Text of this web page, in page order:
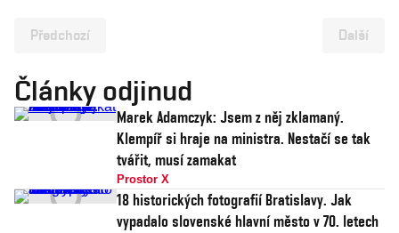
Předchozí Další
Články odjinud
Marek Adamczyk: Jsem z něj zklamaný.
Klempíř si hraje na ministra. Nestačí se tak
tvářit, musí zamakat
Prostor X
18 historických fotografií Bratislavy. Jak
vypadalo slovenské hlavní město v 70. letech